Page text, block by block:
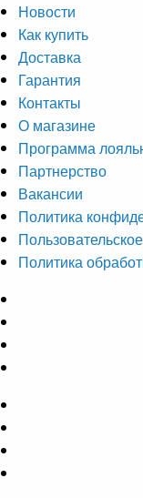
Новости
Как купить
Доставка
Гарантия
Контакты
О магазине
Программа
Партнерство
Вакансии
Политика
Политика